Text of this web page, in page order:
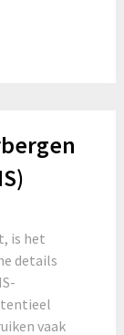
is het
details
vaak